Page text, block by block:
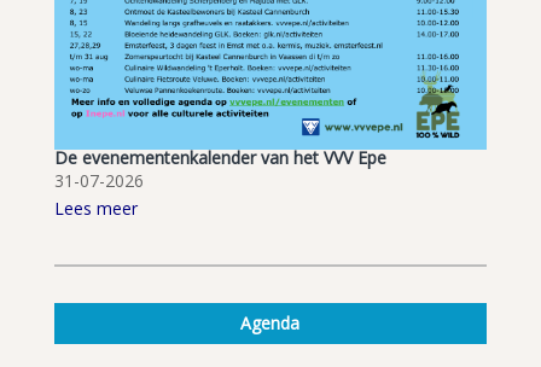
De evenementenkalender van het VVV Epe
31-07-2026
Lees meer
Agenda